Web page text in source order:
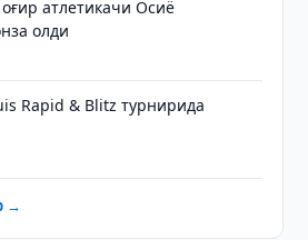
атлетикачи Осиё
олди
Rapid & Blitz турнирида
→